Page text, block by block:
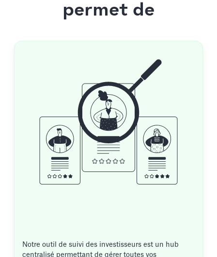
permet de
Notre outil de suivi des investisseurs est un hub
centralisé permettant de gérer toutes vos